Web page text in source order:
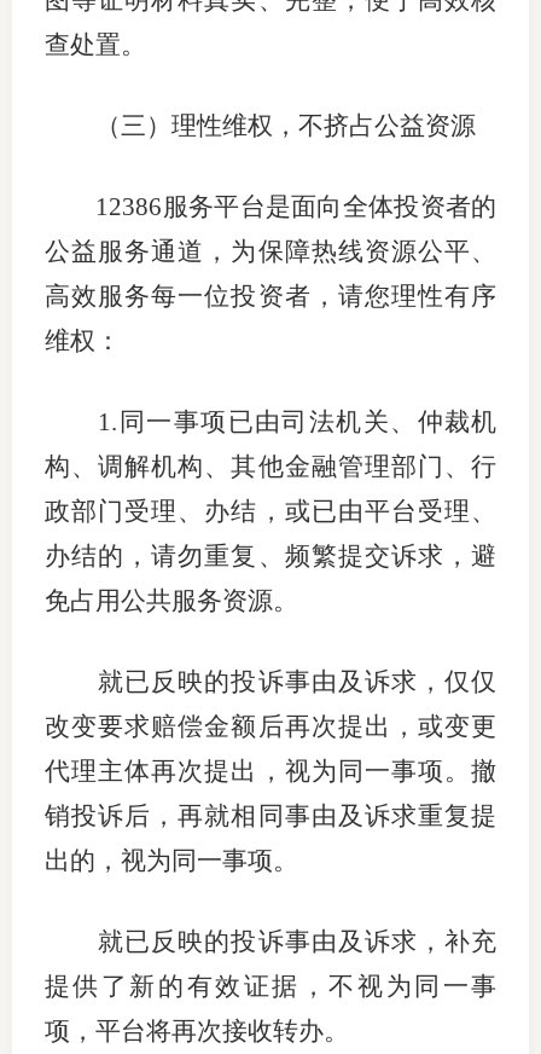
查处置。
（三）理性维权，不挤占公益资源
12386服务平台是面向全体投资者的
公益服务通道，为保障热线资源公平、
高效服务每一位投资者，请您理性有序
维权：
1. 同一事项已由司法机关、仲裁机
构、调解机构、其他金融管理部门、行
政部门受理、办结，或已由平台受理、
办结的，请勿重复、频繁提交诉求，避
免占用公共服务资源。
就已反映的投诉事由及诉求，仅仅
改变要求赔偿金额后再次提出，或变更
代理主体再次提出，视为同一事项。撤
销投诉后，再就相同事由及诉求重复提
出的，视为同一事项。
就已反映的投诉事由及诉求，补充
提供了新的有效证据，不视为同一事
项，平台将再次接收转办。